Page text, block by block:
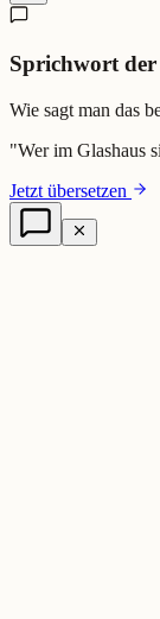
Sprichwort der
Wie sagt man das
"Wer im Glashaus
Jetzt übersetzen